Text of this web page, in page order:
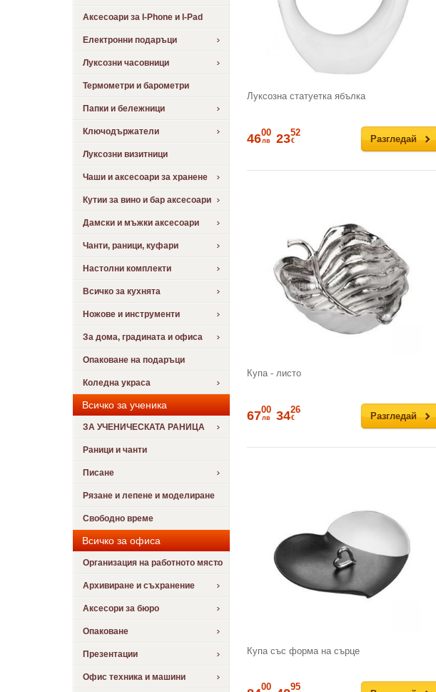
Аксесоари за I-Phone и I-Pad
Електронни подаръци
Луксозни часовници
Термометри и барометри
Папки и бележници
Ключодържатели
Луксозни визитници
Чаши и аксесоари за хранене
Кутии за вино и бар аксесоари
Дамски и мъжки аксесоари
Чанти, раници, куфари
Настолни комплекти
Всичко за кухнята
Ножове и инструменти
За дома, градината и офиса
Опаковане на подаръци
Коледна украса
Всичко за ученика
ЗА УЧЕНИЧЕСКАТА РАНИЦА
Раници и чанти
Писане
Рязане и лепене и моделиране
Свободно време
Всичко за офиса
Организация на работното място
Архивиране и съхранение
Аксесори за бюро
Опаковане
Презентации
Офис техника и машини
Луксозна статуетка ябълка
Разгледай
4600
лв 2352
€
Купа - листо
Разгледай
6700
лв 3426
€
Купа със форма на сърце
00 95